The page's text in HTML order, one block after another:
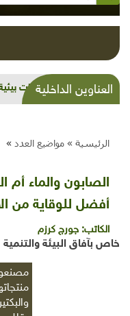
العناوين الداخليةشذرات
الرئيسية » مواضيع العدد »
الصابون والماء أم
أفضل للوقاية من
الكاتب: جورج كرزم
خاص بآفاق البيئة والتنمية